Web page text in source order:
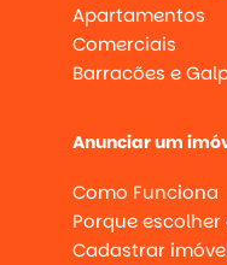
Apartamentos
Comerciais
Barracões e
Anunciar um
Como Funciona
Porque escolher
Cadastrar